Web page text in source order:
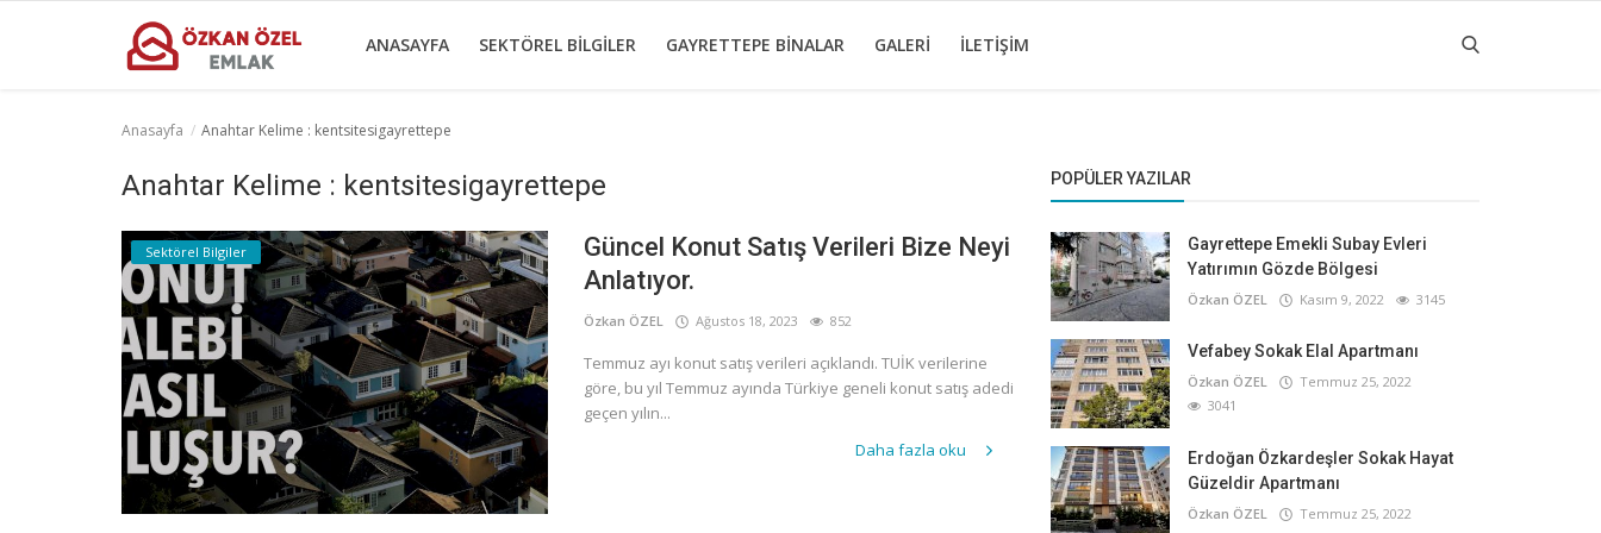
ANASAYFA SEKTÖREL BILGILER GAYRETTEPE BINALAR GALERI İLETIŞIM
Gayrettepe Binalar
Anasayfa Anahtar Kelime : kentsitesigayrettepe
Anahtar Kelime : kentsitesigayrettepe
Sektörel Bilgiler
Güncel Konut Satış Verileri Bize Neyi
Anlatıyor.
Özkan ÖZEL Ağustos 18, 2023 852
Temmuz ayı konut satış verileri açıklandı. TUİK verilerine
göre, bu yıl Temmuz ayında Türkiye geneli konut satış adedi
geçen yılın...
Daha fazla oku
POPÜLER YAZILAR
Gayrettepe Emekli Subay Evleri
Yatırımın Gözde Bölgesi
Özkan ÖZEL Kasım 9, 2022 3145
Vefabey Sokak Elal Apartmanı
Özkan ÖZEL
Temmuz 25, 2022
3041
Erdoğan Özkardeşler Sokak Hayat
Güzeldir Apartmanı
Özkan ÖZEL
Temmuz 25, 2022